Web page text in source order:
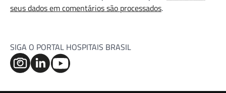
seus dados em comentários são processados.
SIGA O PORTAL HOSPITAIS BRASIL